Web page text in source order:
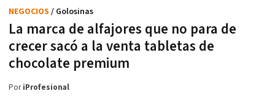
La marca de alfajores que no para de
crecer sacó a la venta tabletas de
chocolate premium
NEGOCIOS / Golosinas
PoriProfesional